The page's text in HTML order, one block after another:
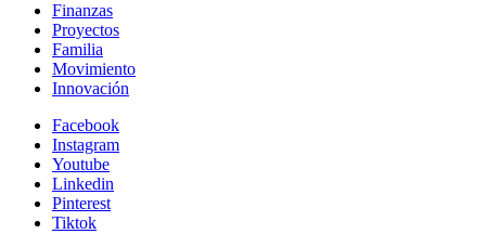
Finanzas
Proyectos
Familia
Movimiento
Innovación
Facebook
Instagram
Youtube
Linkedin
Pinterest
Tiktok